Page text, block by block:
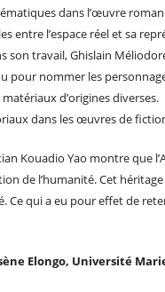
dans l’œuvre
entre l’espace réel et sa
son travail, Ghislain
nommer les
d’origines
dans les œuvres de
Yao montre que
de l’humanité. Cet
Ce qui a eu pour effet de
Elongo, Université